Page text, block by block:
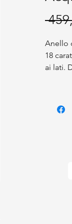
Anello
18
ai lati.
469€